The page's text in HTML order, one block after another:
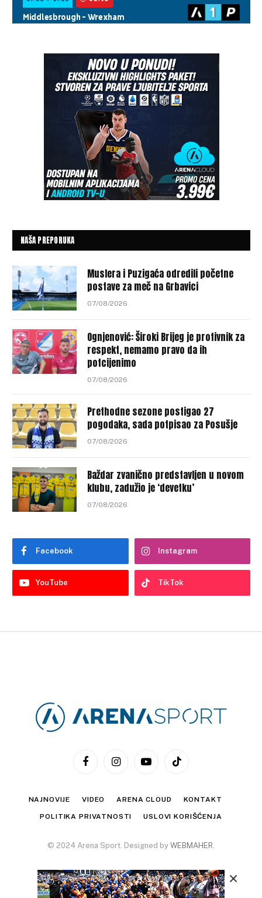
NAŠA PREPORUKA
Muslera i Puzigaća odredili početne
postave za meč na Grbavici
07/08/2026
Ognjenović: Široki Brijeg je protivnik za
respekt, nemamo pravo da ih
potcijenimo
07/08/2026
Prethodne sezone postigao 27
pogodaka, sada potpisao za Posušje
07/08/2026
Baždar zvanično predstavljen u novom
klubu, zadužio je ‘devetku’
07/08/2026
Facebook Instagram
YouTube TikTok
FacebookInstagramYouTubeTikTok
NAJNOVIJE VIDEO ARENA CLOUD KONTAKT
POLITIKA PRIVATNOSTI USLOVI KORIŠĆENJA
© 2024 Arena Sport. Designed by WEBMAHER
×